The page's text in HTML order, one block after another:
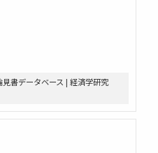
書データベース | 経済学研究